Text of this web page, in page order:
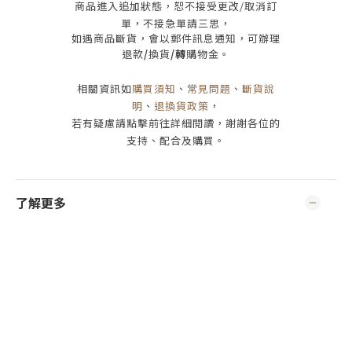
商品進入追加狀態，恕不接受更改/取消訂
單， 不接急單請三思 ，
如遇商品斷貨，會以郵件訊息通知，可辦理
退款/換貨/轉購物金。
相關資訊如購買須知 、 常見問題 、 斷貨說
明 、 退換貨政策 ，
若有疑慮請點擊前往詳細閱讀，謝謝各位的
支持、配合及購買 。
了解更多